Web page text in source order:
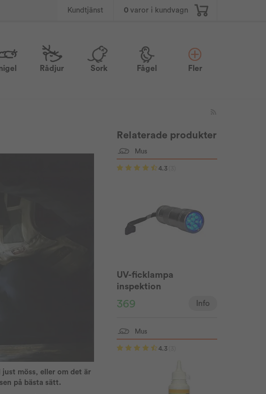
Kundtjänst 0 varor i kundvagn
Rådjur Sork Fågel Fler
Relaterade produkter
Mus
4.3
UV-ficklampa
inspektion
369 Info
Mus
4.3
möss, eller om det är
på bästa sätt.